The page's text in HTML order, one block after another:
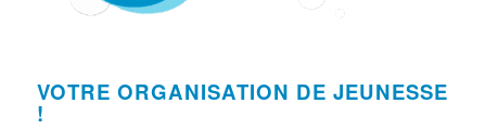
VOTRE ORGANISATION DE JEUNESSE
!